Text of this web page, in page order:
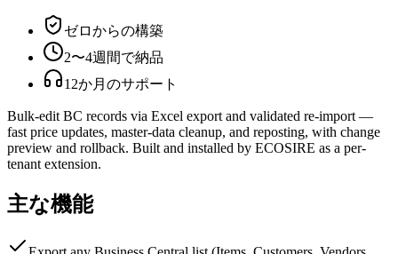
ゼロからの構築
2〜4週間で納品
12か月のサポート
Bulk-edit BC records via Excel export and validated re-import —
fast price updates, master-data cleanup, and reposting, with change
preview and rollback. Built and installed by ECOSIRE as a per-
tenant extension.
主な機能